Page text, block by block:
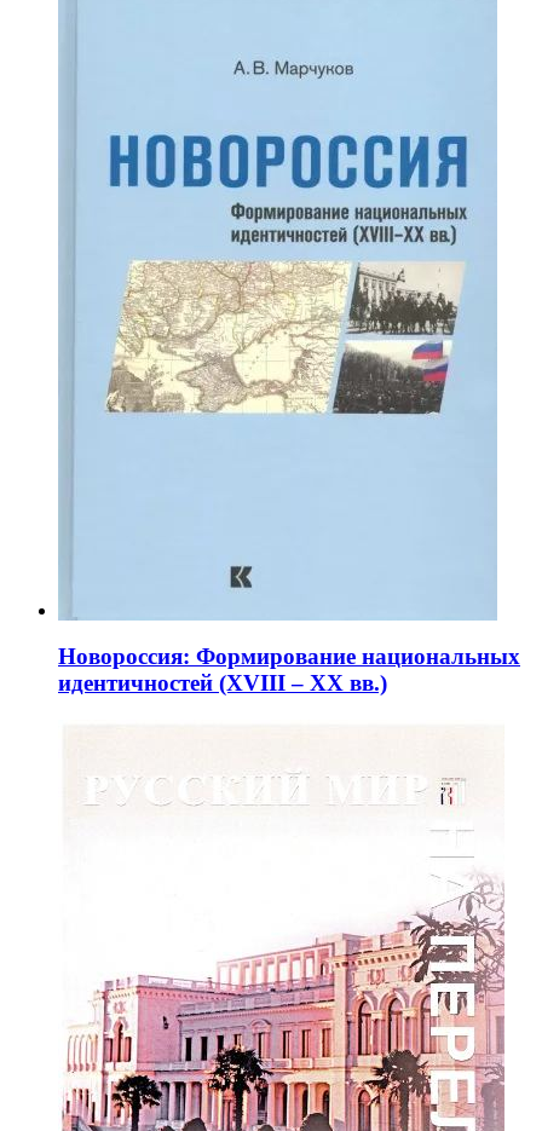
Новороссия: Формирование национальных
идентичностей (XVIII – XX вв.)